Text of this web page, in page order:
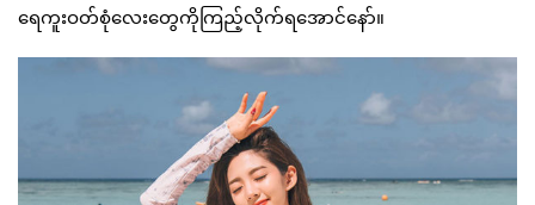
ရေကူးဝတ်စုံလေးတွေကိုကြည့်လိုက်ရအောင်နော်။